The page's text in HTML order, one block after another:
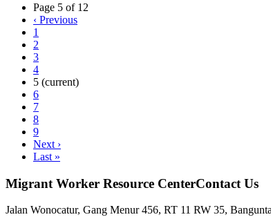
Page 5 of 12
‹ Previous
1
2
3
4
5 (current)
6
7
8
9
Next ›
Last »
Migrant Worker Resource CenterContact Us
Jalan Wonocatur, Gang Menur 456, RT 11 RW 35,